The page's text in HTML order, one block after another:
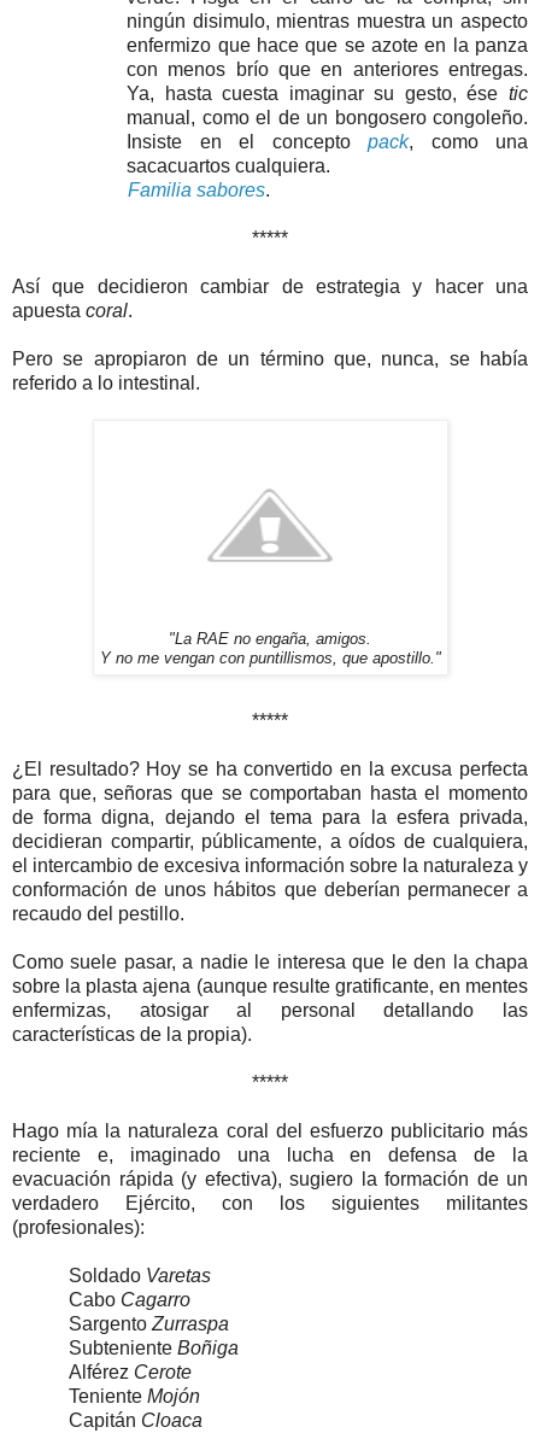
ningún disimulo, mientras muestra un aspecto
enfermizo que hace que se azote en la panza
con menos brío que en anteriores entregas.
Ya, hasta cuesta imaginar su gesto, ése tic
manual, como el de un bongosero congoleño.
Insiste en el conceptopack, como una
sacacuartos cualquiera.
Familia sabores.
*****
Así que decidieron cambiar de estrategia y hacer una
apuesta coral.
Pero se apropiaron de un término que, nunca, se había
referido a lo intestinal.
"La RAE no engaña, amigos.
Y no me vengan con puntillismos, que apostillo."
*****
¿El resultado? Hoy se ha convertido en la excusa perfecta
para que, señoras que se comportaban hasta el momento
de forma digna, dejando el tema para la esfera privada,
decidieran compartir, públicamente, a oídos de cualquiera,
el intercambio de excesiva información sobre la naturaleza y
conformación de unos hábitos que deberían permanecer a
recaudo del pestillo.
Como suele pasar, a nadie le interesa que le den la chapa
sobre la plasta ajena (aunque resulte gratificante, en mentes
enfermizas, atosigar al personal detallando las
características de la propia).
*****
Hago mía la naturaleza coral del esfuerzo publicitario más
reciente e, imaginado una lucha en defensa de la
evacuación rápida (y efectiva), sugiero la formación de un
verdadero Ejército, con los siguientes militantes
(profesionales):
Soldado Varetas
Cabo Cagarro
SargentoZurraspa
SubtenienteBoñiga
Alférez Cerote
TenienteMojón
Capitán Cloaca